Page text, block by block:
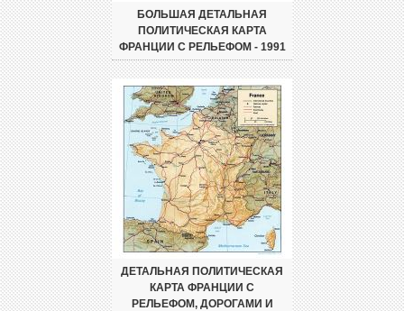
БОЛЬШАЯ ДЕТАЛЬНАЯ
ПОЛИТИЧЕСКАЯ КАРТА
ФРАНЦИИ С РЕЛЬЕФОМ - 1991
ДЕТАЛЬНАЯ ПОЛИТИЧЕСКАЯ
КАРТА ФРАНЦИИ С
РЕЛЬЕФОМ, ДОРОГАМИ И